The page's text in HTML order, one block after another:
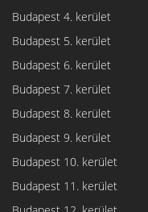
Budapest 4. kerület
Budapest 5. kerület
Budapest 6. kerület
Budapest 7. kerület
Budapest 8. kerület
Budapest 9. kerület
Budapest 10. kerület
Budapest 11. kerület